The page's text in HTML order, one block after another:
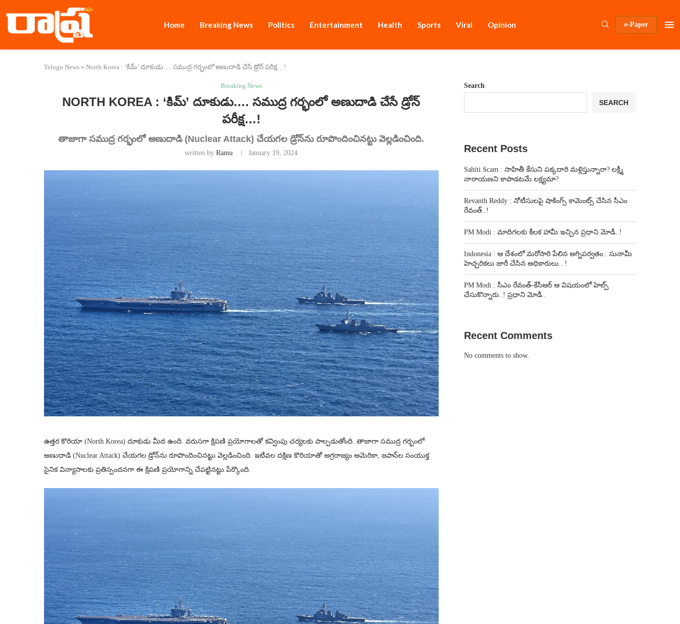
Home Breaking News Politics Entertainment Health Sports Viral Opinion e-Paper
Telugu News » North Korea : ‘కిమ్’ దూకుడు…. సముద్ర గర్భంలో అణుదాడి చేసే డ్రోన్ పరీక్ష…!
Breaking News
NORTH KOREA : ‘కిమ్’ దూకుడు…. సముద్ర గర్భంలో అణుదాడి చేసే డ్రోన్
పరీక్ష…!
తాజాగా సముద్ర గర్భంలో అణుదాడి (Nuclear Attack) చేయగల డ్రోన్‌ను రూపొందించినట్టు వెల్లడించింది.
written byRamu January 19, 2024
ఉత్తర కొరియా (North Korea) దూకుడు మీద ఉంది. వరుసగా క్షిపణి ప్రయోగాలతో కవ్వింపు చర్యలకు పాల్పడుతోంది. తాజాగా సముద్ర గర్భంలో
అణుదాడి (Nuclear Attack) చేయగల డ్రోన్‌ను రూపొందించినట్టు వెల్లడించింది. ఇటీవల దక్షిణ కొరియాతో అగ్రరాజ్యం అమెరికా, జపాన్‌ల సంయుక్త
సైనిక విన్యాసాలకు ప్రతిస్పందనగా ఈ క్షిపణి ప్రయోగాన్ని చేపట్టినట్టు పేర్కొంది.
Search
SEARCH
Recent Posts
Sahiti Scam : సాహితీ కేసుని పక్కదారి మళ్లిస్తున్నారా? లక్ష్మీ
నారాయణని కాపాడటమే లక్ష్యమా?
Revanth Reddy : నోటీసులపై షాకింగ్స్ కామెంట్స్ చేసిన సీఎం
రేవంత్..!
PM Modi : మాదిగలకు కీలక హామీ ఇచ్చిన ప్రధాని మోడీ..!
Indonesia : ఆ దేశంలో మరోసారి పేలిన అగ్నిపర్వతం.. సునామీ
హెచ్చరికలు జారీ చేసిన అధికారులు.. !
PM Modi : సీఎం రేవంత్-కేసీఆర్ ఆ విషయంలో హెల్ప్
చేసుకొన్నారు..! ప్రధాని మోడీ..
Recent Comments
No comments to show.